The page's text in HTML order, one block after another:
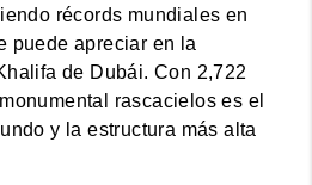
récords mundiales en
puede apreciar en la
de Dubái. Con 2,722
rascacielos es el
y la estructura más alta